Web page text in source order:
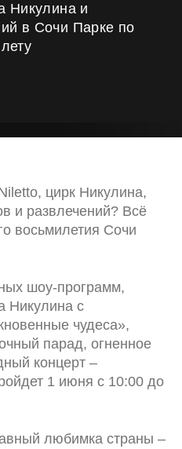
Никулина и
в Сочи Парке по
цирк Никулина,
и развлечений? Всё
восьмилетия Сочи
шоу-программ,
Никулина с
чудеса»,
парад, огненное
концерт –
1 июня с 10:00 до
любимка страны –